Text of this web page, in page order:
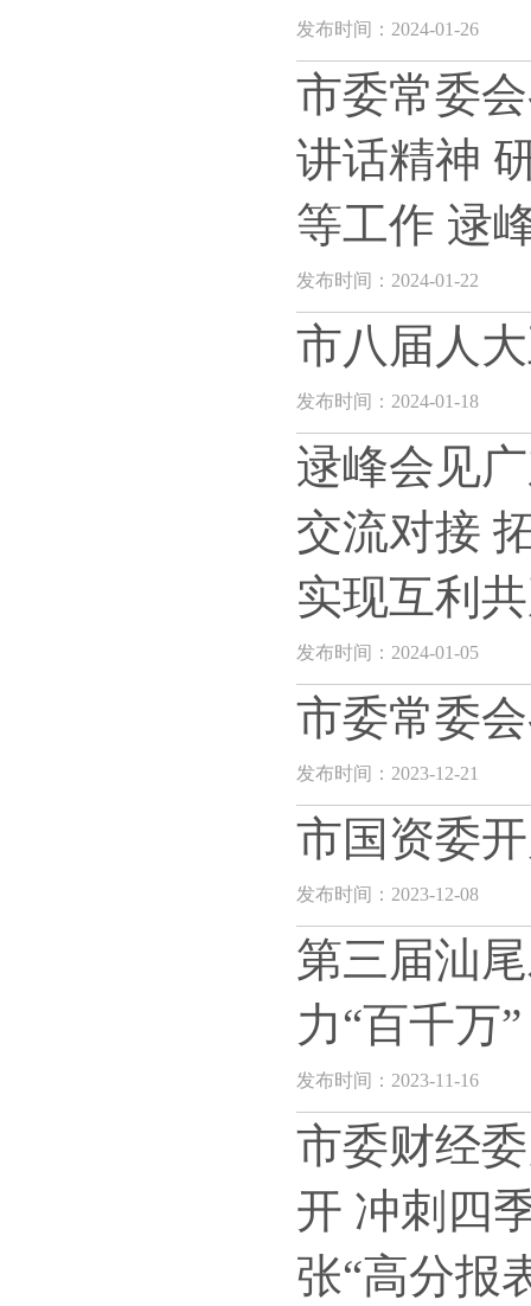
发布时间：2024-01-26
市委常委
讲话精神
等工作 逯
发布时间：2024-01-22
市八届人
发布时间：2024-01-18
逯峰会见
交流对接
实现互利
发布时间：2024-01-05
市委常委
发布时间：2023-12-21
市国资委
发布时间：2023-12-08
第三届汕
力“百千万
发布时间：2023-11-16
市委财经
开 冲刺四
张“高分报